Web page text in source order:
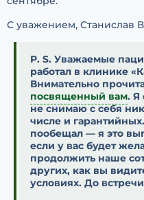
С уважением, Станислав
P. S. Уважаемые
работал в клинике
Внимательно
посвященный вам. Я
не снимаю с себя
числе и
пообещал — я это
если у вас будет
продолжить наше
других, как вы
условиях. До